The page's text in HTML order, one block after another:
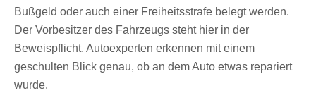
Bußgeld oder auch einer Freiheitsstrafe belegt werden.
Der Vorbesitzer des Fahrzeugs steht hier in der
Beweispflicht. Autoexperten erkennen mit einem
geschulten Blick genau, ob an dem Auto etwas repariert
wurde.